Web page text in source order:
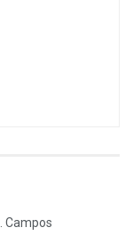
Campos